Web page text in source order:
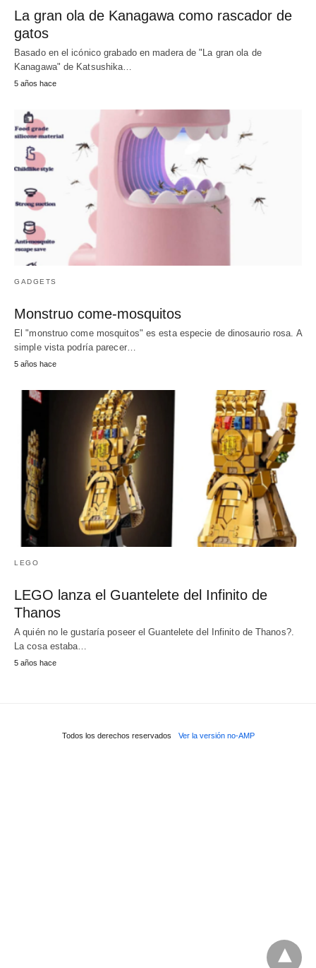
La gran ola de Kanagawa como rascador de
gatos
Basado en el icónico grabado en madera de "La gran ola de
Kanagawa" de Katsushika…
5 años hace
GADGETS
Monstruo come-mosquitos
El "monstruo come mosquitos" es esta especie de dinosaurio rosa. A
simple vista podría parecer…
5 años hace
LEGO
LEGO lanza el Guantelete del Infinito de
Thanos
A quién no le gustaría poseer el Guantelete del Infinito de Thanos?.
La cosa estaba…
5 años hace
Todos los derechos reservados Ver la versión no-AMP